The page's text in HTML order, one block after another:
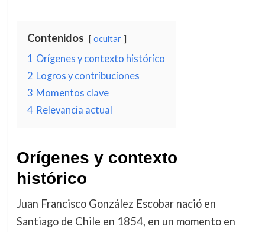
Contenidos ocultar
1 Orígenes y contexto histórico
2 Logros y contribuciones
3 Momentos clave
4 Relevancia actual
Orígenes y contexto
histórico
Juan Francisco González Escobar nació en
Santiago de Chile en 1854, en un momento en